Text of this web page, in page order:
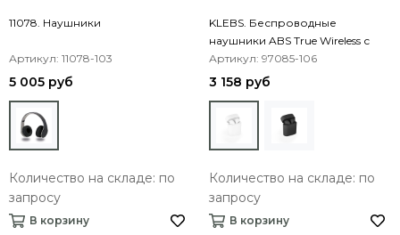
11078. Наушники
Артикул: 11078-103
5 005 руб
Количество на складе: по
запросу
В корзину
KLEBS. Беспроводные
наушники ABS True Wireless с
микрофоном
Артикул: 97085-106
3 158 руб
Количество на складе: по
запросу
В корзину